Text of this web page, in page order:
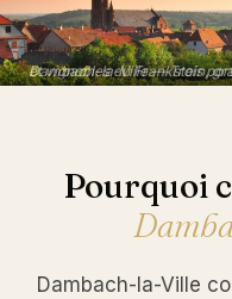
Dambach-la-Ville — Trois portes médiévales, remparts du
Pourquoi
Dambach-la-Ville